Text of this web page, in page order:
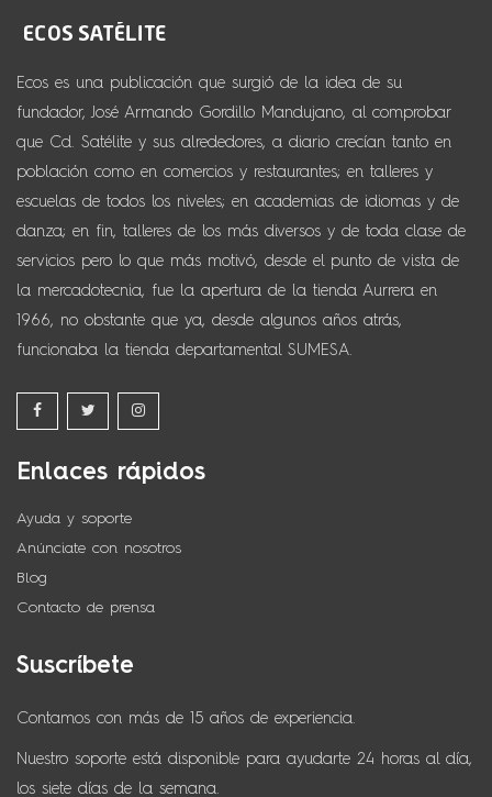
Ecos es una publicación que surgió de la idea de su
fundador, José Armando Gordillo Mandujano, al comprobar
que Cd. Satélite y sus alrededores, a diario crecían tanto en
población como en comercios y restaurantes; en talleres y
escuelas de todos los niveles; en academias de idiomas y de
danza; en fin, talleres de los más diversos y de toda clase de
servicios pero lo que más motivó, desde el punto de vista de
la mercadotecnia, fue la apertura de la tienda Aurrera en
1966, no obstante que ya, desde algunos años atrás,
funcionaba la tienda departamental SUMESA.
Enlaces rápidos
Ayuda y soporte
Anúnciate con nosotros
Blog
Contacto de prensa
Suscríbete
Contamos con más de 15 años de experiencia.
Nuestro soporte está disponible para ayudarte 24 horas al día,
los siete días de la semana.